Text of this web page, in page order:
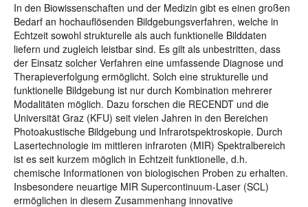
In den Biowissenschaften und der Medizin gibt es einen großen
Bedarf an hochauflösenden Bildgebungsverfahren, welche in
Echtzeit sowohl strukturelle als auch funktionelle Bilddaten
liefern und zugleich leistbar sind. Es gilt als unbestritten, dass
der Einsatz solcher Verfahren eine umfassende Diagnose und
Therapieverfolgung ermöglicht. Solch eine strukturelle und
funktionelle Bildgebung ist nur durch Kombination mehrerer
Modalitäten möglich. Dazu forschen die RECENDT und die
Universität Graz (KFU) seit vielen Jahren in den Bereichen
Photoakustische Bildgebung und Infrarotspektroskopie. Durch
Lasertechnologie im mittleren infraroten (MIR) Spektralbereich
ist es seit kurzem möglich in Echtzeit funktionelle, d.h.
chemische Informationen von biologischen Proben zu erhalten.
Insbesondere neuartige MIR Supercontinuum-Laser (SCL)
ermöglichen in diesem Zusammenhang innovative